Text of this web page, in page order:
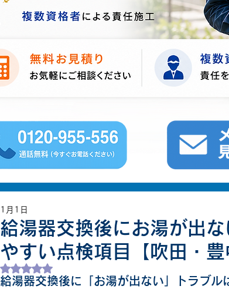
給湯器交換後にお湯が出
やすい点検項目【吹田・豊
1月1日
5つ星のうちNaNと評価されています。
給湯器交換後に「お湯が出ない」トラブル